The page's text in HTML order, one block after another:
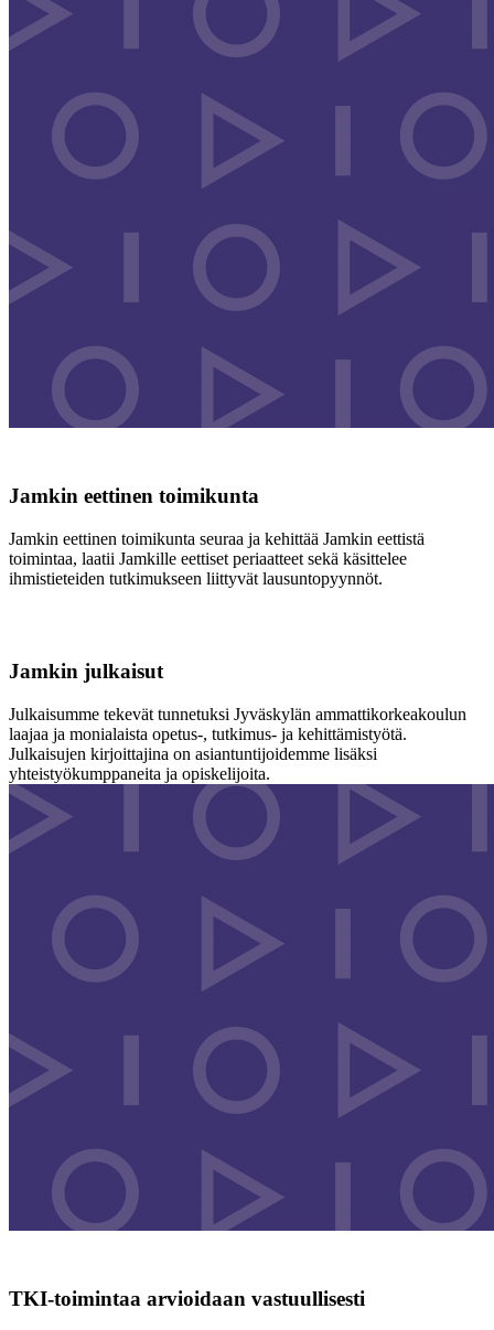
Jamkin eettinen toimikunta
Jamkin eettinen toimikunta seuraa ja kehittää Jamkin eettistä
toimintaa, laatii Jamkille eettiset periaatteet sekä käsittelee
ihmistieteiden tutkimukseen liittyvät lausuntopyynnöt.
Jamkin julkaisut
Julkaisumme tekevät tunnetuksi Jyväskylän ammattikorkeakoulun
laajaa ja monialaista opetus-, tutkimus- ja kehittämistyötä.
Julkaisujen kirjoittajina on asiantuntijoidemme lisäksi
yhteistyökumppaneita ja opiskelijoita.
TKI-toimintaa arvioidaan vastuullisesti